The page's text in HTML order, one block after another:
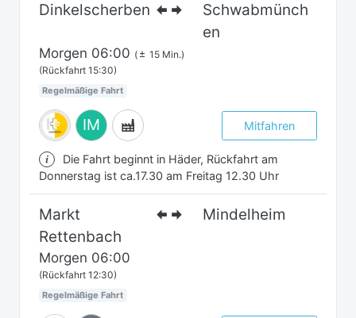
Dinkelscherben
Schwabmünch
en
Morgen 06:00 (
15 Min.)
(Rückfahrt 15:30)
Regelmäßige Fahrt
IM Mitfahren
Die Fahrt beginnt in Häder, Rückfahrt am
Donnerstag ist ca.17.30 am Freitag 12.30 Uhr
Markt
Rettenbach
Mindelheim
Morgen 06:00
(Rückfahrt 12:30)
Regelmäßige Fahrt